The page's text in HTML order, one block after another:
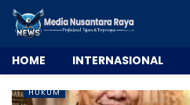
HOME INTERNASIONAL
HUKUM